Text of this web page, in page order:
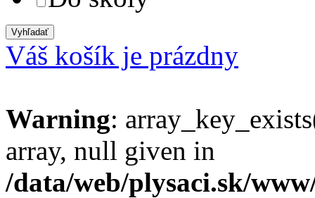
Váš košík je prázdny
Warning:
array, null given in
/data/web/plysaci.sk/